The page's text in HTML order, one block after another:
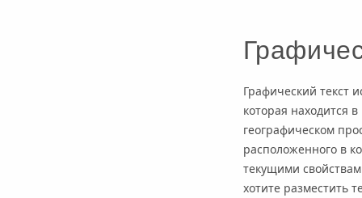
Графический текст
которая находится
географическом
расположенного в
текущими
хотите разместить